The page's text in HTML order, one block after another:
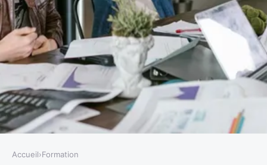
Accueil›Formation